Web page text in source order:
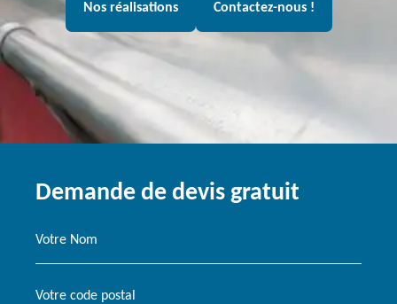
Nos réalisations Contactez-nous !
Demande de devis gratuit